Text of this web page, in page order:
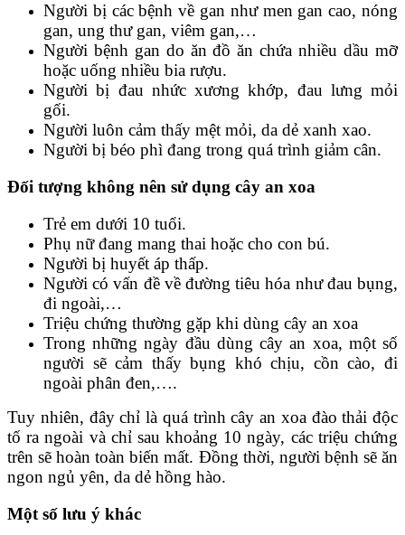
Người bị các bệnh về gan như men gan cao, nóng
gan, ung thư gan, viêm gan,…
Người bệnh gan do ăn đồ ăn chứa nhiều dầu mỡ
hoặc uống nhiều bia rượu.
Người bị đau nhức xương khớp, đau lưng mỏi
gối.
Người luôn cảm thấy mệt mỏi, da dẻ xanh xao.
Người bị béo phì đang trong quá trình giảm cân.
Đối tượng không nên sử dụng cây an xoa
Trẻ em dưới 10 tuổi.
Phụ nữ đang mang thai hoặc cho con bú.
Người bị huyết áp thấp.
Người có vấn đề về đường tiêu hóa như đau bụng,
đi ngoài,…
Triệu chứng thường gặp khi dùng cây an xoa
Trong những ngày đầu dùng cây an xoa, một số
người sẽ cảm thấy bụng khó chịu, cồn cào, đi
ngoài phân đen,….
Tuy nhiên, đây chỉ là quá trình cây an xoa đào thải độc
tố ra ngoài và chỉ sau khoảng 10 ngày, các triệu chứng
trên sẽ hoàn toàn biến mất. Đồng thời, người bệnh sẽ ăn
ngon ngủ yên, da dẻ hồng hào.
Một số lưu ý khác